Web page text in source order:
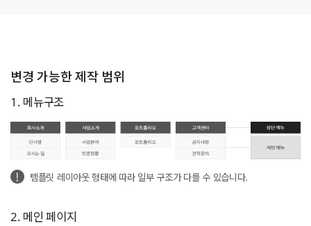
변경 가능한 제작 범위
1. 메뉴구조
템플릿 레이아웃 형태에 따라 일부 구조가 다를 수 있습니다.
2. 메인 페이지